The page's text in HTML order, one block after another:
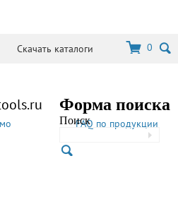
Скачать каталоги 0
Форма поиска
ПоискFAQ по продукции